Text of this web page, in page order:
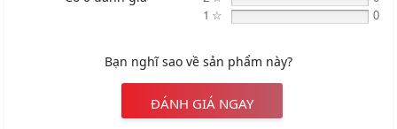
1 ☆ 0
Bạn nghĩ sao về sản phẩm này?
ĐÁNH GIÁ NGAY